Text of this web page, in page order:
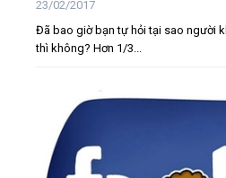
23/02/2017
Đã bao giờ bạn tự hỏi tại sao người
thì không? Hơn 1/3...